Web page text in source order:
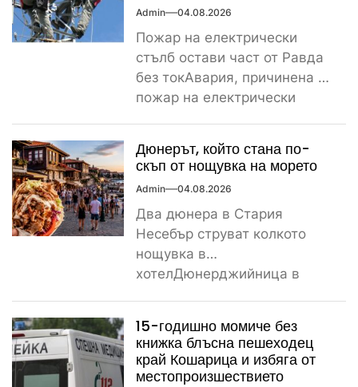
Admin 04.08.2026
Пожар на електрически
стълб остави част от Равда
без токАвария, причинена от
пожар на електрически
Дюнерът, който стана по-
скъп от нощувка на морето
Admin 04.08.2026
Два дюнера в Стария
Несебър струват колкото
нощувка в
хотелДюнерджийница в
скъпотия на храната...
15-годишно момиче без
книжка блъсна пешеходец
край Кошарица и избяга от
местопроизшествието